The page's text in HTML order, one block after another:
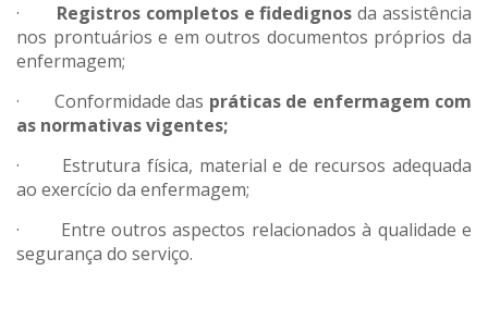
· Registros completos e fidedignos da assistência
nos prontuários e em outros documentos próprios da
enfermagem;
· Conformidade das práticas de enfermagem com
as normativas vigentes;
· Estrutura física, material e de recursos adequada
ao exercício da enfermagem;
· Entre outros aspectos relacionados à qualidade e
segurança do serviço.